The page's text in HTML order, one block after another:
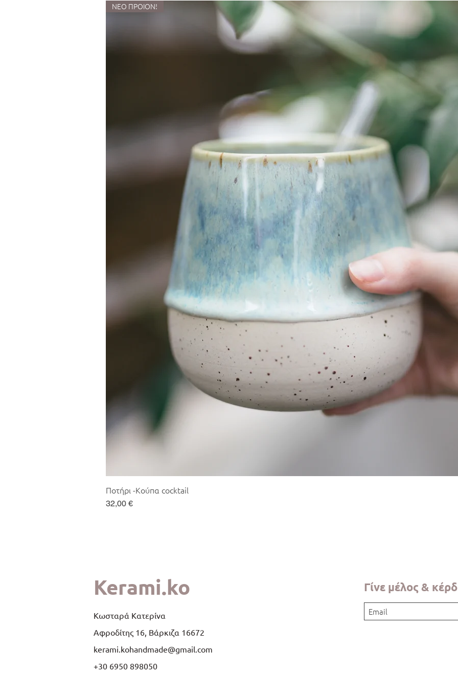
ΝΕΟ ΠΡΟΙΟΝ!
Ποτήρι -Κούπα cocktail
Τιμή
32,00 €
Kerami.ko
Κωσταρά Κατερίνα
Αφροδίτης 16, Βάρκιζα 16672
kerami.kohandmade@gmail.com
+30 6950 898050
Γίνε μέλος &